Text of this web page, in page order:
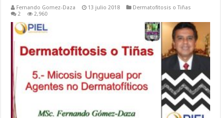
Fernando Gomez-Daza 13 julio 2018
Dermatofitosis o Tiñas
2
2,960